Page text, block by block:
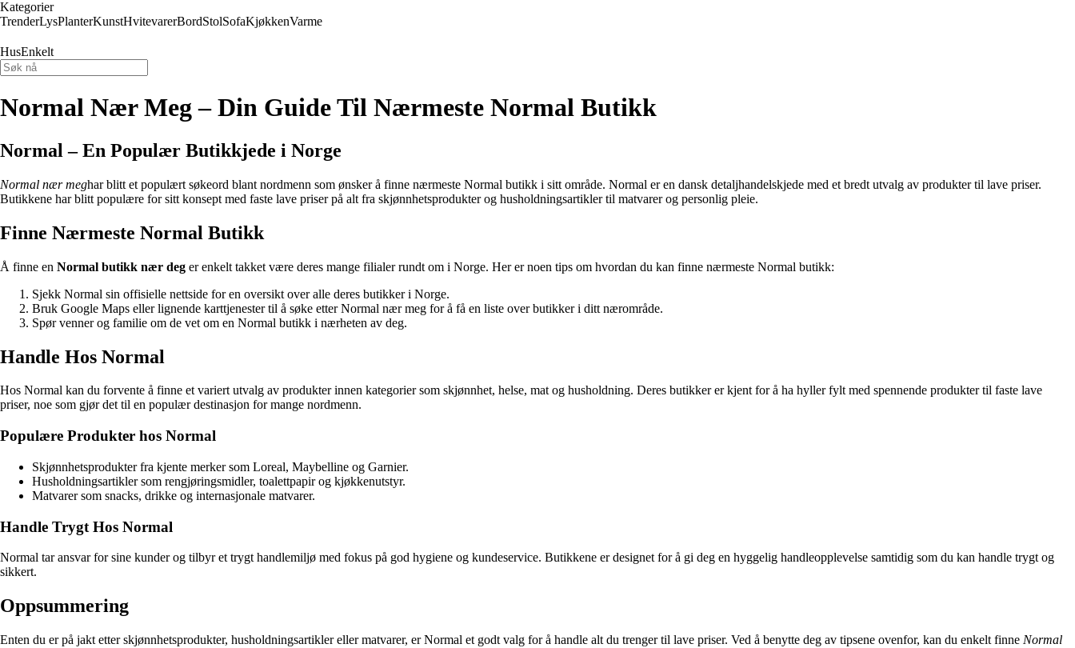
Kategorier
TrenderLysPlanterKunstHvitevarerBordStolSofaKjøkkenVarme
HusEnkelt
Normal Nær Meg – Din Guide Til Nærmeste Normal Butikk
Normal – En Populær Butikkjede i Norge
Normal nær meghar blitt et populært søkeord blant nordmenn som ønsker å finne nærmeste Normal butikk i sitt område. Normal er en dansk detaljhandelskjede med et bredt utvalg av produkter til lave priser.
Butikkene har blitt populære for sitt konsept med faste lave priser på alt fra skjønnhetsprodukter og husholdningsartikler til matvarer og personlig pleie.
Finne Nærmeste Normal Butikk
Å finne en Normal butikk nær deg er enkelt takket være deres mange filialer rundt om i Norge. Her er noen tips om hvordan du kan finne nærmeste Normal butikk:
Sjekk Normal sin offisielle nettside for en oversikt over alle deres butikker i Norge.
Bruk Google Maps eller lignende karttjenester til å søke etter Normal nær meg for å få en liste over butikker i ditt nærområde.
Spør venner og familie om de vet om en Normal butikk i nærheten av deg.
Handle Hos Normal
Hos Normal kan du forvente å finne et variert utvalg av produkter innen kategorier som skjønnhet, helse, mat og husholdning. Deres butikker er kjent for å ha hyller fylt med spennende produkter til faste lave
priser, noe som gjør det til en populær destinasjon for mange nordmenn.
Populære Produkter hos Normal
Skjønnhetsprodukter fra kjente merker som Loreal, Maybelline og Garnier.
Husholdningsartikler som rengjøringsmidler, toalettpapir og kjøkkenutstyr.
Matvarer som snacks, drikke og internasjonale matvarer.
Handle Trygt Hos Normal
Normal tar ansvar for sine kunder og tilbyr et trygt handlemiljø med fokus på god hygiene og kundeservice. Butikkene er designet for å gi deg en hyggelig handleopplevelse samtidig som du kan handle trygt og
sikkert.
Oppsummering
Enten du er på jakt etter skjønnhetsprodukter, husholdningsartikler eller matvarer, er Normal et godt valg for å handle alt du trenger til lave priser. Ved å benytte deg av tipsene ovenfor, kan du enkelt finne Normal